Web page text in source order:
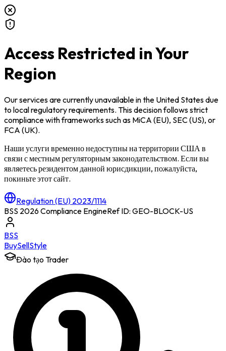
Access Restricted in Your
Region
Our services are currently unavailable inthe United Statesdue
to local regulatory requirements. This decision follows strict
compliance with frameworks such as MiCA (EU), SEC (US), or
FCA (UK).
Наши услуги временно недоступны на территории США в
связи с местным регуляторным законодательством. Если вы
являетесь резидентом данной юрисдикции, пожалуйста,
покиньте этот сайт.
Regulation (EU) 2023/1114
BSS 2026 Compliance EngineRef ID: GEO-BLOCK-US
BSS
BuySellStyle
Đào tạo Trader